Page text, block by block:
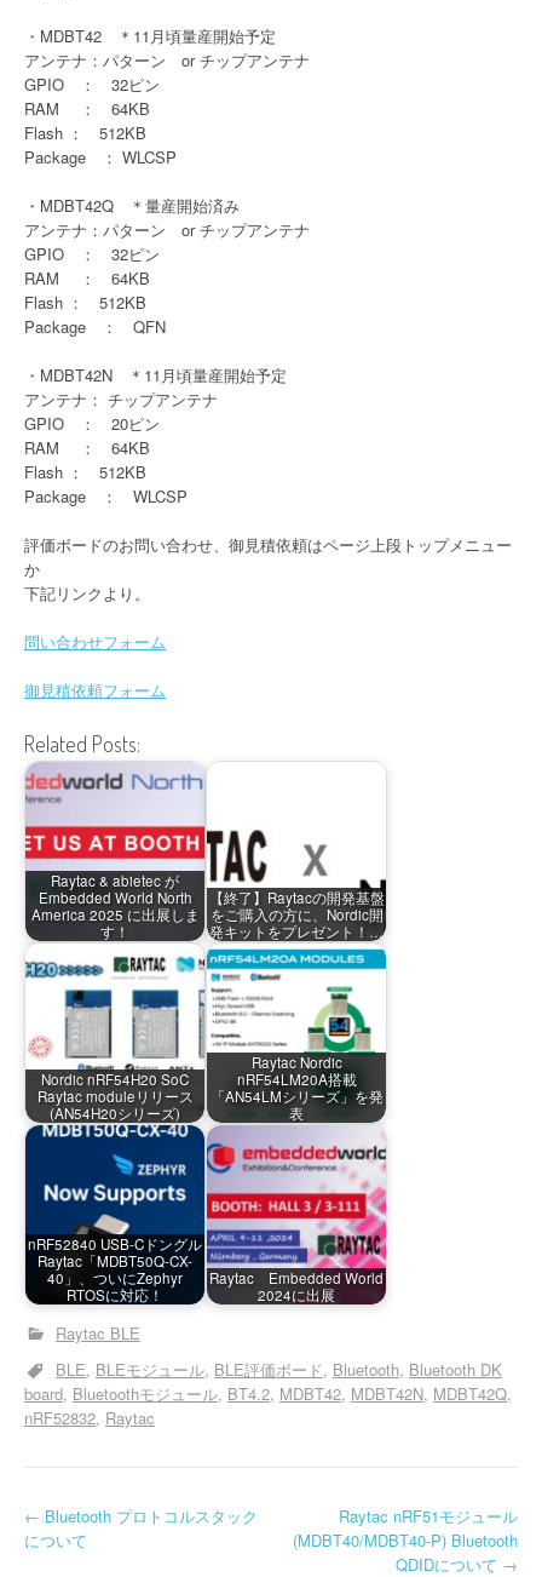
・MDBT42 ＊11月頃量産開始予定
アンテナ：パターン or チップアンテナ
GPIO ： 32ピン
RAM ： 64KB
Flash ： 512KB
Package ： WLCSP
・MDBT42Q ＊量産開始済み
アンテナ：パターン or チップアンテナ
GPIO ： 32ピン
RAM ： 64KB
Flash ： 512KB
Package ： QFN
・MDBT42N ＊11月頃量産開始予定
アンテナ： チップアンテナ
GPIO ： 20ピン
RAM ： 64KB
Flash ： 512KB
Package ： WLCSP
評価ボードのお問い合わせ、御見積依頼はページ上段トップメニュー
か
下記リンクより。
問い合わせフォーム
御見積依頼フォーム
Related Posts:
Raytac & abietec が
Embedded World North
America 2025 に出展しま
す！
【終了】Raytacの開発基盤
をご購入の方に、Nordic開
発キットをプレゼント！…
Nordic nRF54H20 SoC
Raytac moduleリリース
(AN54H20シリーズ)
Raytac Nordic
nRF54LM20A搭載
「AN54LMシリーズ」を発
表
nRF52840 USB-Cドングル
Raytac「MDBT50Q-CX-
40」、ついにZephyr
RTOSに対応！
Raytac Embedded World
2024に出展
Raytac BLE
BLE BLEモジュール BLE評価ボード Bluetooth Bluetooth DK
board Bluetoothモジュール BT4.2 MDBT42 MDBT42N MDBT42Q
nRF52832 Raytac
投
← Bluetooth プロトコルスタック
について
Raytac nRF51モジュール
(MDBT40/MDBT40-P) Bluetooth
QDIDについて →